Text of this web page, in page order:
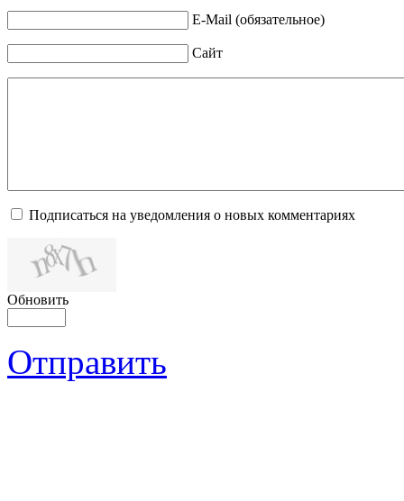
E-Mail (обязательное)
Сайт
Подписаться на уведомления о новых комментариях
Обновить
Отправить